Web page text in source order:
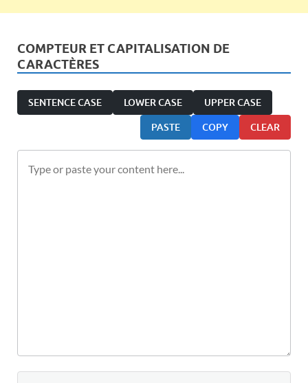
COMPTEUR ET CAPITALISATION DE
CARACTÈRES
SENTENCE CASE LOWER CASE UPPER CASE
PASTE COPY CLEAR